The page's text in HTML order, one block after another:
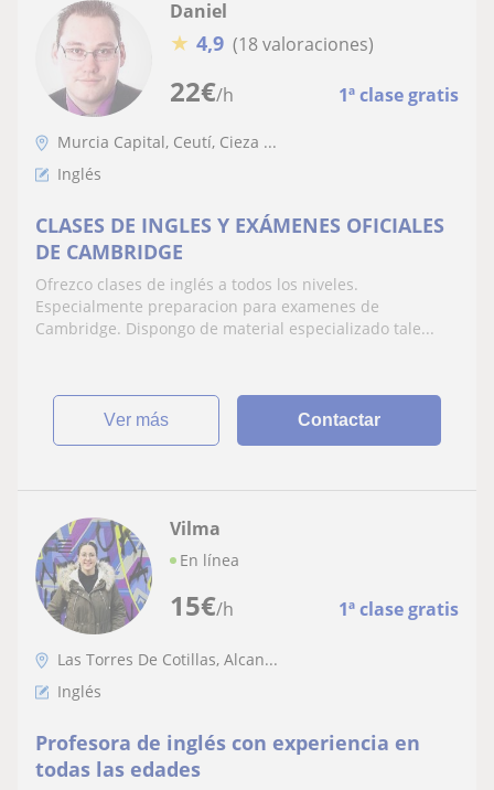
22€/h 1ª clase gratis
Daniel
★ 4,9 (18 valoraciones)
Murcia Capital, Ceutí, Cieza ...
Inglés
CLASES DE INGLES Y EXÁMENES OFICIALES
DE CAMBRIDGE
Ofrezco clases de inglés a todos los niveles.
Especialmente preparacion para examenes de
Cambridge. Dispongo de material especializado tale...
ver más Contactar
15€/h 1ª clase gratis
Vilma
En línea
Las Torres De Cotillas, Alcan...
Inglés
Profesora de inglés con experiencia en
todas las edades